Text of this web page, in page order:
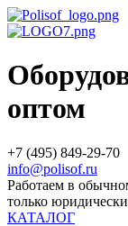
оптом
+7 (495) 849-29-70
info@polisof.ru
Работаем в
только
КАТАЛОГ